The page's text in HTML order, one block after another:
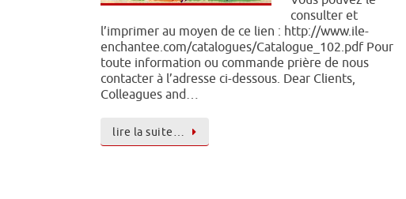
consulter et
l’imprimer au moyen de ce lien : http://www.ile-
enchantee.com/catalogues/Catalogue_102.pdf Pour
toute information ou commande prière de nous
contacter à l’adresse ci-dessous. Dear Clients,
Colleagues and…
lire la suite…